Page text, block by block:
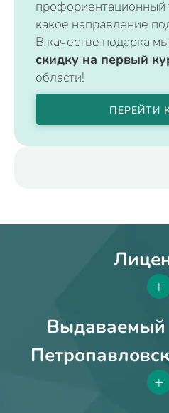
профориентационный
какое направление
В качестве подарка мы
скидку на первый
области!
ПЕРЕЙТИ
+
Выдаваемый
+